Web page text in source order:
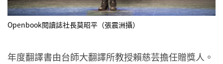
Openbook閱讀誌社長莫昭平（張震洲攝）
年度翻譯書由台師大翻譯所教授賴慈芸擔任贈獎人。